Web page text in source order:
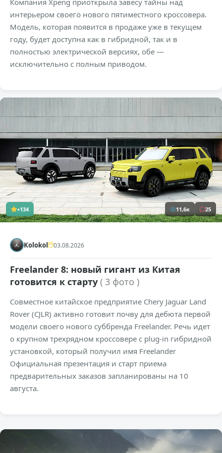
Компания Xpeng приоткрыла завесу тайны над
интерьером своего нового пятиместного кроссовера.
Модель, которая появится в продаже уже в текущем
году, будет доступна как в гибридной, так и в
полностью электрической версиях, обе —
исключительно с полным приводом.
+134 11,6к 25
Kolokol 03.08.2026
Freelander 8: новый гигант из Китая
готовится к старту ( 3 фото )
Совместное китайское предприятие Chery Jaguar Land
Rover (CJLR) активно готовит почву для дебюта первой
модели своего нового суббренда Freelander. Речь идет
о крупном трехрядном кроссовере с plug-in гибридной
установкой, который получил имя Freelander
Официальная презентация и старт приема
предварительных заказов запланированы на 10
августа.